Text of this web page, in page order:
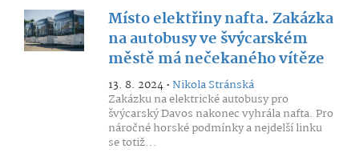
Místo elektřiny nafta. Zakázka
na autobusy ve švýcarském
městě má nečekaného vítěze
13. 8. 2024 •Nikola Stránská
Zakázku na elektrické autobusy pro
švýcarský Davos nakonec vyhrála nafta. Pro
náročné horské podmínky a nejdelší linku
se totiž...